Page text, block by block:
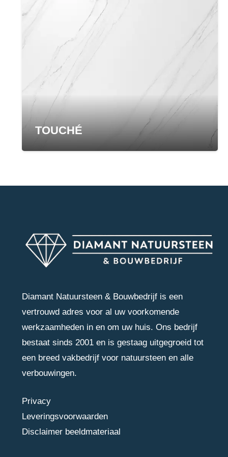
TOUCHÉ
Diamant Natuursteen & Bouwbedrijf is een
vertrouwd adres voor al uw voorkomende
werkzaamheden in en om uw huis. Ons bedrijf
bestaat sinds 2001 en is gestaag uitgegroeid tot
een breed vakbedrijf voor natuursteen en alle
verbouwingen.
Privacy
Leveringsvoorwaarden
Disclaimer beeldmateriaal